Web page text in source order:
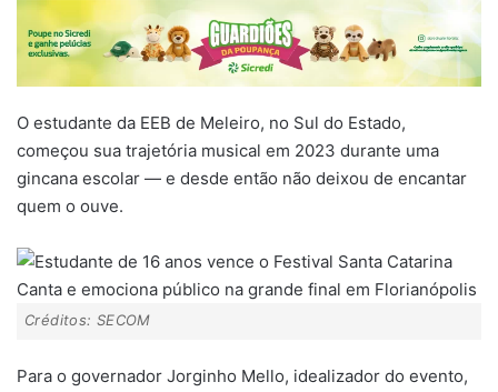
O estudante da EEB de Meleiro, no Sul do Estado,
começou sua trajetória musical em 2023 durante uma
gincana escolar — e desde então não deixou de encantar
quem o ouve.
Créditos: SECOM
Para o governador Jorginho Mello, idealizador do evento,